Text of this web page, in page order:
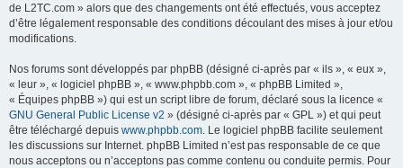
de L2TC.com » alors que des changements ont été effectués, vous acceptez
d’être légalement responsable des conditions découlant des mises à jour et/ou
modifications.
Nos forums sont développés par phpBB (désigné ci-après par « ils », « eux »,
« leur », « logiciel phpBB », « www.phpbb.com », « phpBB Limited »,
« Équipes phpBB ») qui est un script libre de forum, déclaré sous la licence «
GNU General Public License v2 » (désigné ci-après par « GPL ») et qui peut
être téléchargé depuis www.phpbb.com. Le logiciel phpBB facilite seulement
les discussions sur Internet. phpBB Limited n’est pas responsable de ce que
nous acceptons ou n’acceptons pas comme contenu ou conduite permis. Pour